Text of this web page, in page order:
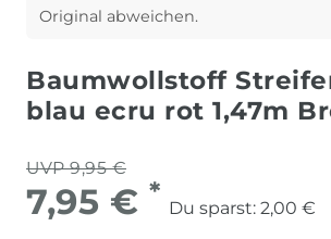
Original abweichen.
Baumwollstoff
blau ecru rot 1,47m
UVP 9,95 €
7,95 € *
Du sparst: 2,00 €